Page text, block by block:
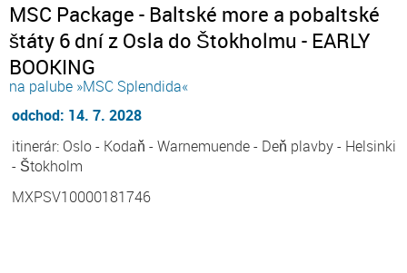
MSC Package - Baltské more a pobaltské
štáty 6 dní z Osla do Štokholmu - EARLY
BOOKING
na palube »MSC Splendida«
odchod: 14. 7. 2028
itinerár: Oslo - Kodaň - Warnemuende - Deň plavby - Helsinki
- Štokholm
MXPSV10000181746